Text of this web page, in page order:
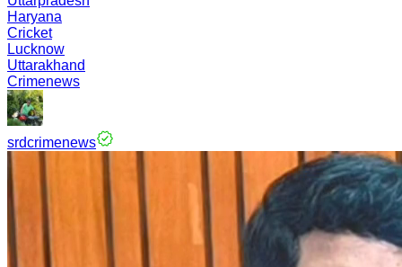
Haryana
Cricket
Lucknow
Uttarakhand
Crimenews
srdcrimenews